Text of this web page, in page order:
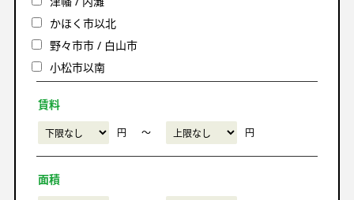
かほく市以北
野々市市 / 白山市
小松市以南
賃料
円 〜 円
面積